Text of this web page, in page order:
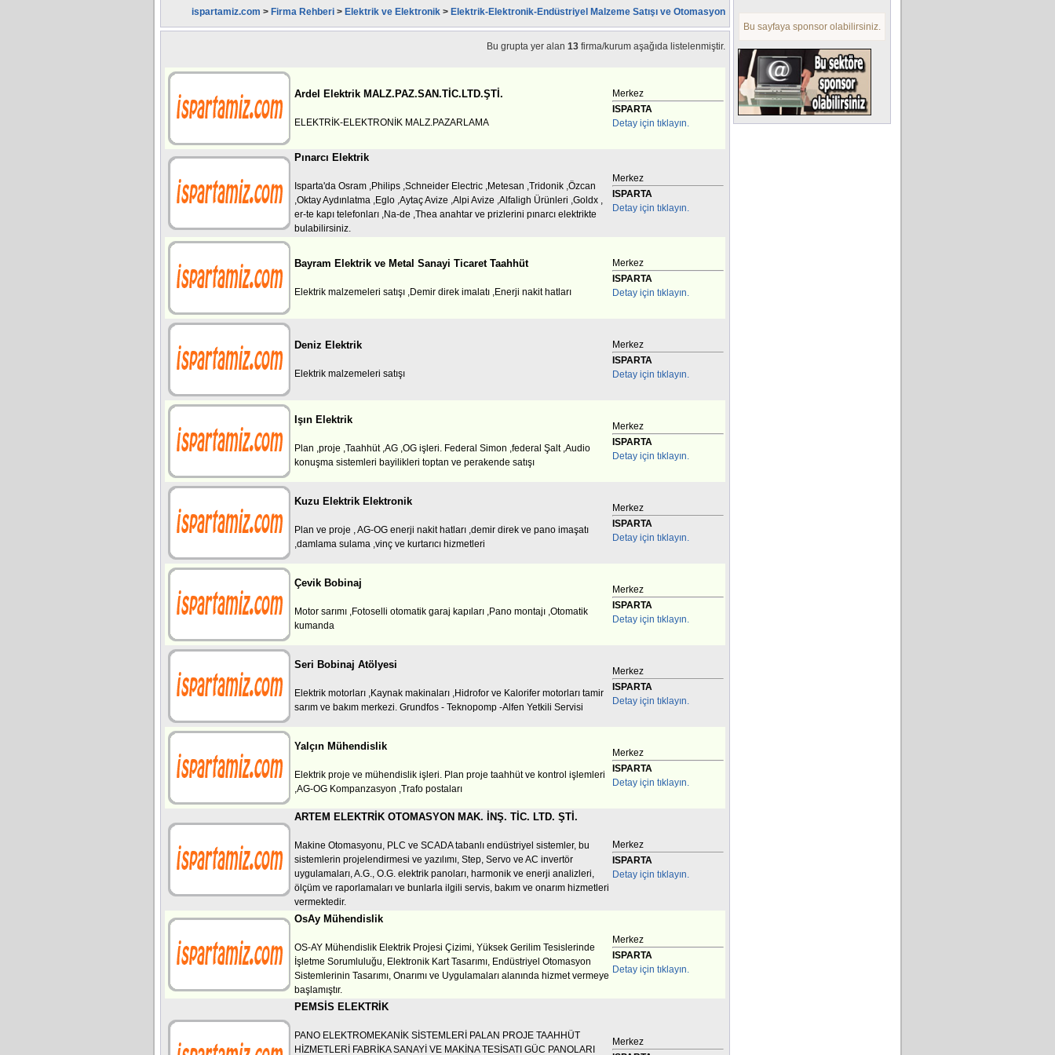
ispartamiz.com > Firma Rehberi > Elektrik ve Elektronik > Elektrik-Elektronik-Endüstriyel Malzeme Satışı ve Otomasyon
Bu grupta yer alan 13 firma/kurum aşağıda listelenmiştir.
Ardel Elektrik MALZ.PAZ.SAN.TİC.LTD.ŞTİ.
ELEKTRİK-ELEKTRONİK MALZ.PAZARLAMA
Merkez
ISPARTA
Detay için tıklayın.
Pınarcı Elektrik
Isparta'da Osram ,Philips ,Schneider Electric ,Metesan ,Tridonik ,Özcan
,Oktay Aydınlatma ,Eglo ,Aytaç Avize ,Alpi Avize ,Alfaligh Ürünleri ,Goldx ,
er-te kapı telefonları ,Na-de ,Thea anahtar ve prizlerini pınarcı elektrikte
bulabilirsiniz.
Merkez
ISPARTA
Detay için tıklayın.
Bayram Elektrik ve Metal Sanayi Ticaret Taahhüt
Elektrik malzemeleri satışı ,Demir direk imalatı ,Enerji nakit hatları
Merkez
ISPARTA
Detay için tıklayın.
Deniz Elektrik
Elektrik malzemeleri satışı
Merkez
ISPARTA
Detay için tıklayın.
Işın Elektrik
Plan ,proje ,Taahhüt ,AG ,OG işleri. Federal Simon ,federal Şalt ,Audio
konuşma sistemleri bayilikleri toptan ve perakende satışı
Merkez
ISPARTA
Detay için tıklayın.
Kuzu Elektrik Elektronik
Plan ve proje , AG-OG enerji nakit hatları ,demir direk ve pano imaşatı
,damlama sulama ,vinç ve kurtarıcı hizmetleri
Merkez
ISPARTA
Detay için tıklayın.
Çevik Bobinaj
Motor sarımı ,Fotoselli otomatik garaj kapıları ,Pano montajı ,Otomatik
kumanda
Merkez
ISPARTA
Detay için tıklayın.
Seri Bobinaj Atölyesi
Elektrik motorları ,Kaynak makinaları ,Hidrofor ve Kalorifer motorları tamir
sarım ve bakım merkezi. Grundfos - Teknopomp -Alfen Yetkili Servisi
Merkez
ISPARTA
Detay için tıklayın.
Yalçın Mühendislik
Elektrik proje ve mühendislik işleri. Plan proje taahhüt ve kontrol işlemleri
,AG-OG Kompanzasyon ,Trafo postaları
Merkez
ISPARTA
Detay için tıklayın.
ARTEM ELEKTRİK OTOMASYON MAK. İNŞ. TİC. LTD. ŞTİ.
Makine Otomasyonu, PLC ve SCADA tabanlı endüstriyel sistemler, bu
sistemlerin projelendirmesi ve yazılımı, Step, Servo ve AC invertör
uygulamaları, A.G., O.G. elektrik panoları, harmonik ve enerji analizleri,
ölçüm ve raporlamaları ve bunlarla ilgili servis, bakım ve onarım hizmetleri
vermektedir.
Merkez
ISPARTA
Detay için tıklayın.
OsAy Mühendislik
OS-AY Mühendislik Elektrik Projesi Çizimi, Yüksek Gerilim Tesislerinde
İşletme Sorumluluğu, Elektronik Kart Tasarımı, Endüstriyel Otomasyon
Sistemlerinin Tasarımı, Onarımı ve Uygulamaları alanında hizmet vermeye
başlamıştır.
Merkez
ISPARTA
Detay için tıklayın.
PEMSİS ELEKTRİK
PANO ELEKTROMEKANİK SİSTEMLERİ PALAN PROJE TAAHHÜT
HİZMETLERİ FABRİKA SANAYİ VE MAKİNA TESİSATI GÜC PANOLARI
Merkez
Bu sayfaya sponsor olabilirsiniz.